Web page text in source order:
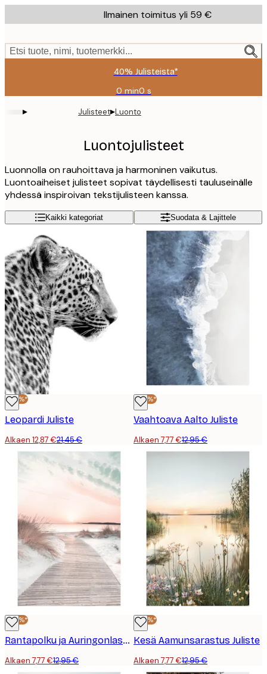
to
content.
Ilmainen toimitus yli 59 €
Etsi tuote, nimi, tuotemerkki...
40% Julisteista*
0 min0 s
Voimassa
2026-
09
▸ Julisteet▸Luonto
Luontojulisteet
Luonnolla on rauhoittava ja harmoninen vaikutus.
Luontoaiheiset julisteet sopivat täydellisesti tauluseinälle
yhdessä inspiroivan tekstijulisteen kanssa.
Kaikki kategoriat Suodata & Lajittele
-40%*
Leopardi Juliste
Alkaen 12,87 €21,45 €
-40%*
Vaahtoava Aalto Juliste
Alkaen 7,77 €12,95 €
-40%*
Rantapolku ja Auringonlasku Juliste
Alkaen 7,77 €12,95 €
-40%*
Kesä Aamunsarastus Juliste
Alkaen 7,77 €12,95 €